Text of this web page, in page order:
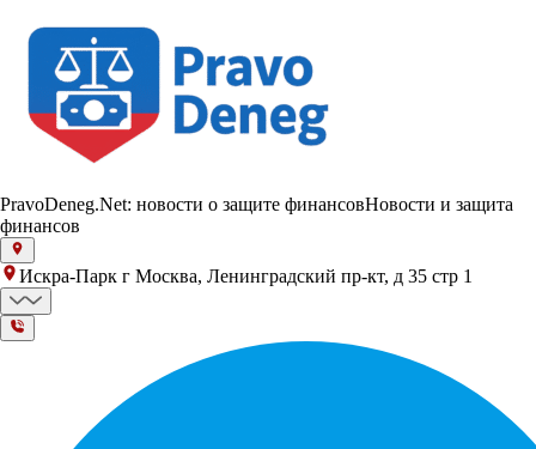
PravoDeneg.Net: новости о защите финансовНовости и защита
финансов
Искра-Парк г Москва, Ленинградский пр-кт, д 35 стр 1